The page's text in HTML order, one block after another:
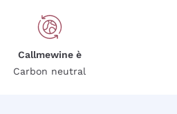
Callmewine è
Carbon neutral